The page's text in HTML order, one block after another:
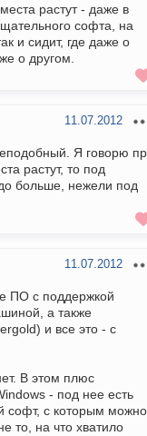
растут - даже в
софта, на
и сидит, где даже о
о другом.
11.07.2012
Я говорю
растут, то под
больше, нежели под
11.07.2012
ПО с поддержкой
а также
и все это - с
В этом плюс
- под нее есть
софт, с которым можно
то, на что хватило